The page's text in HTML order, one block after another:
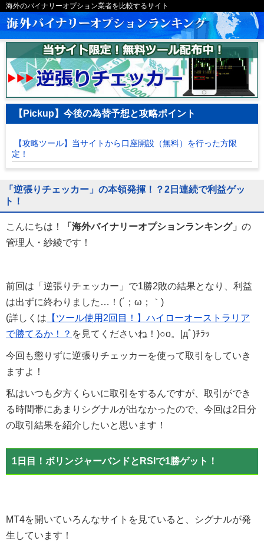
海外のバイナリーオプション業者を比較するサイト
【Pickup】今後の為替予想と攻略ポイント
【攻略ツール】当サイトから口座開設（無料）を行った方限
定！
「逆張りチェッカー」の本領発揮！？2日連続で利益ゲッ
ト！
こんにちは！ 「海外バイナリーオプションランキング」 の
管理人・紗綾です！
前回は「逆張りチェッカー」で1勝2敗の結果となり、利益
は出ずに終わりました…！(´；ω；｀)
(詳しくは 【ツール使用2回目！】ハイローオーストラリア
で勝てるか！？ を見てくださいね！)○o。|дﾟ)ﾁﾗｯ
今回も懲りずに逆張りチェッカーを使って取引をしていき
ますよ！
私はいつも夕方くらいに取引をするんですが、取引ができ
る時間帯にあまりシグナルが出なかったので、今回は2日分
の取引結果を紹介したいと思います！
1日目！ボリンジャーバンドとRSIで1勝ゲット！
MT4を開いていろんなサイトを見ていると、シグナルが発
生しています！